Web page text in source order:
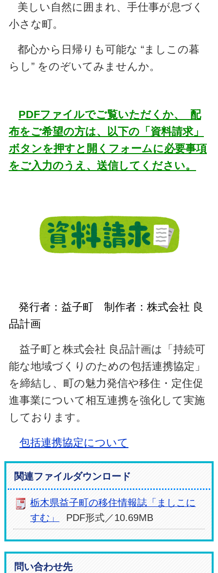
美しい自然に囲まれ、手仕事が息づく
小さな町。
都心から日帰りも可能な “ましこの暮
らし” をのぞいてみませんか。
PDFファイルでご覧いただくか、 配
布をご希望の方は、以下の「資料請求」
ボタンを押すと開くフォームに必要事項
をご入力のうえ、送信してください。
発行者：益子町 制作者：株式会社 良
品計画
益子町と株式会社 良品計画は「持続可
能な地域づくりのための包括連携協定」
を締結し、町の魅力発信や移住・定住促
進事業について相互連携を強化して実施
しております。
包括連携協定について
関連ファイルダウンロード
栃木県益子町の移住情報誌「ましこに
すむ」
PDF形式／10.69MB
問い合わせ先